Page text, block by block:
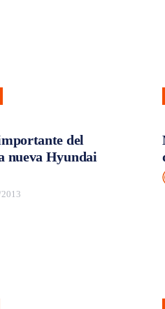
del
nueva Hyundai